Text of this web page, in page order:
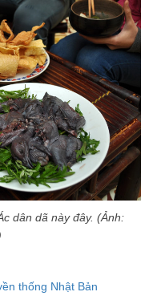
dân dã này đây. (Ảnh:
thống Nhật Bản